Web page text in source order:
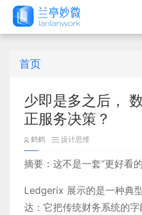
首页
少即是多之后，
正服务决策？
鹤鹤 设计思维
摘要：这不是一套“更好看
Ledgerix 展示的是一种典
达：它把传统财务系统的